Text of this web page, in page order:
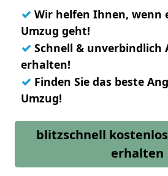
✓ Wir helfen Ihnen, wenn
Umzug geht!
✓ Schnell & unverbindlich
erhalten!
✓ Finden Sie das beste
Umzug!
blitzschnell
erhalten